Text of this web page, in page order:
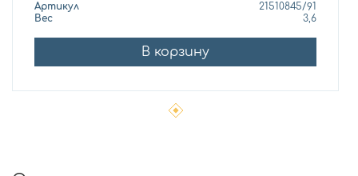
Артикул
21510845/91
Вес
3,6
В корзину